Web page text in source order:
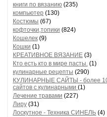
книги по вязанию (235)
компьютер (130)
Костюмы (67)
кофточки,топики (824)
Кошелек (9)
Кошки (1)
КРЕАТИВНОЕ ВЯЗАНИЕ (3)
Кто есть кто в мире пасты. (1)
кулинарные рецепты (290)
КУЛИНАРНЫЕ САЙТЫ - более
сайтов с кулинарными (1)
Лечение травами (227)
Лиру (31)
Лоскутное - Техника СИНЕЛЬ (4)